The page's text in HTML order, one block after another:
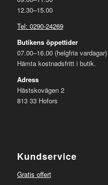
12.30–15.00
Tel: 0290-24269
Butikens öppettider
07.00–16.00 (helgfria vardagar)
Hämta kostnadsfritt i butik.
Adress
Hästskovägen 2
813 33 Hofors
Kundservice
Gratis offert